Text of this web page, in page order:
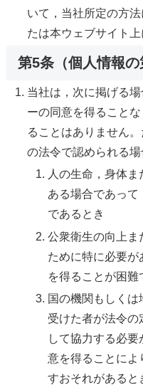
いて，当社所定の方
たは本ウェブサイト
第5条（個人情報の
当社は，次に掲げる
ーの同意を得ること
ることはありません
の法令で認められる場
人の生命，身体
ある場合であっ
であるとき
公衆衛生の向上ま
ために特に必要
を得ることが困難
国の機関もしく
受けた者が法令
して協力する必
意を得ることによ
すおそれがあると